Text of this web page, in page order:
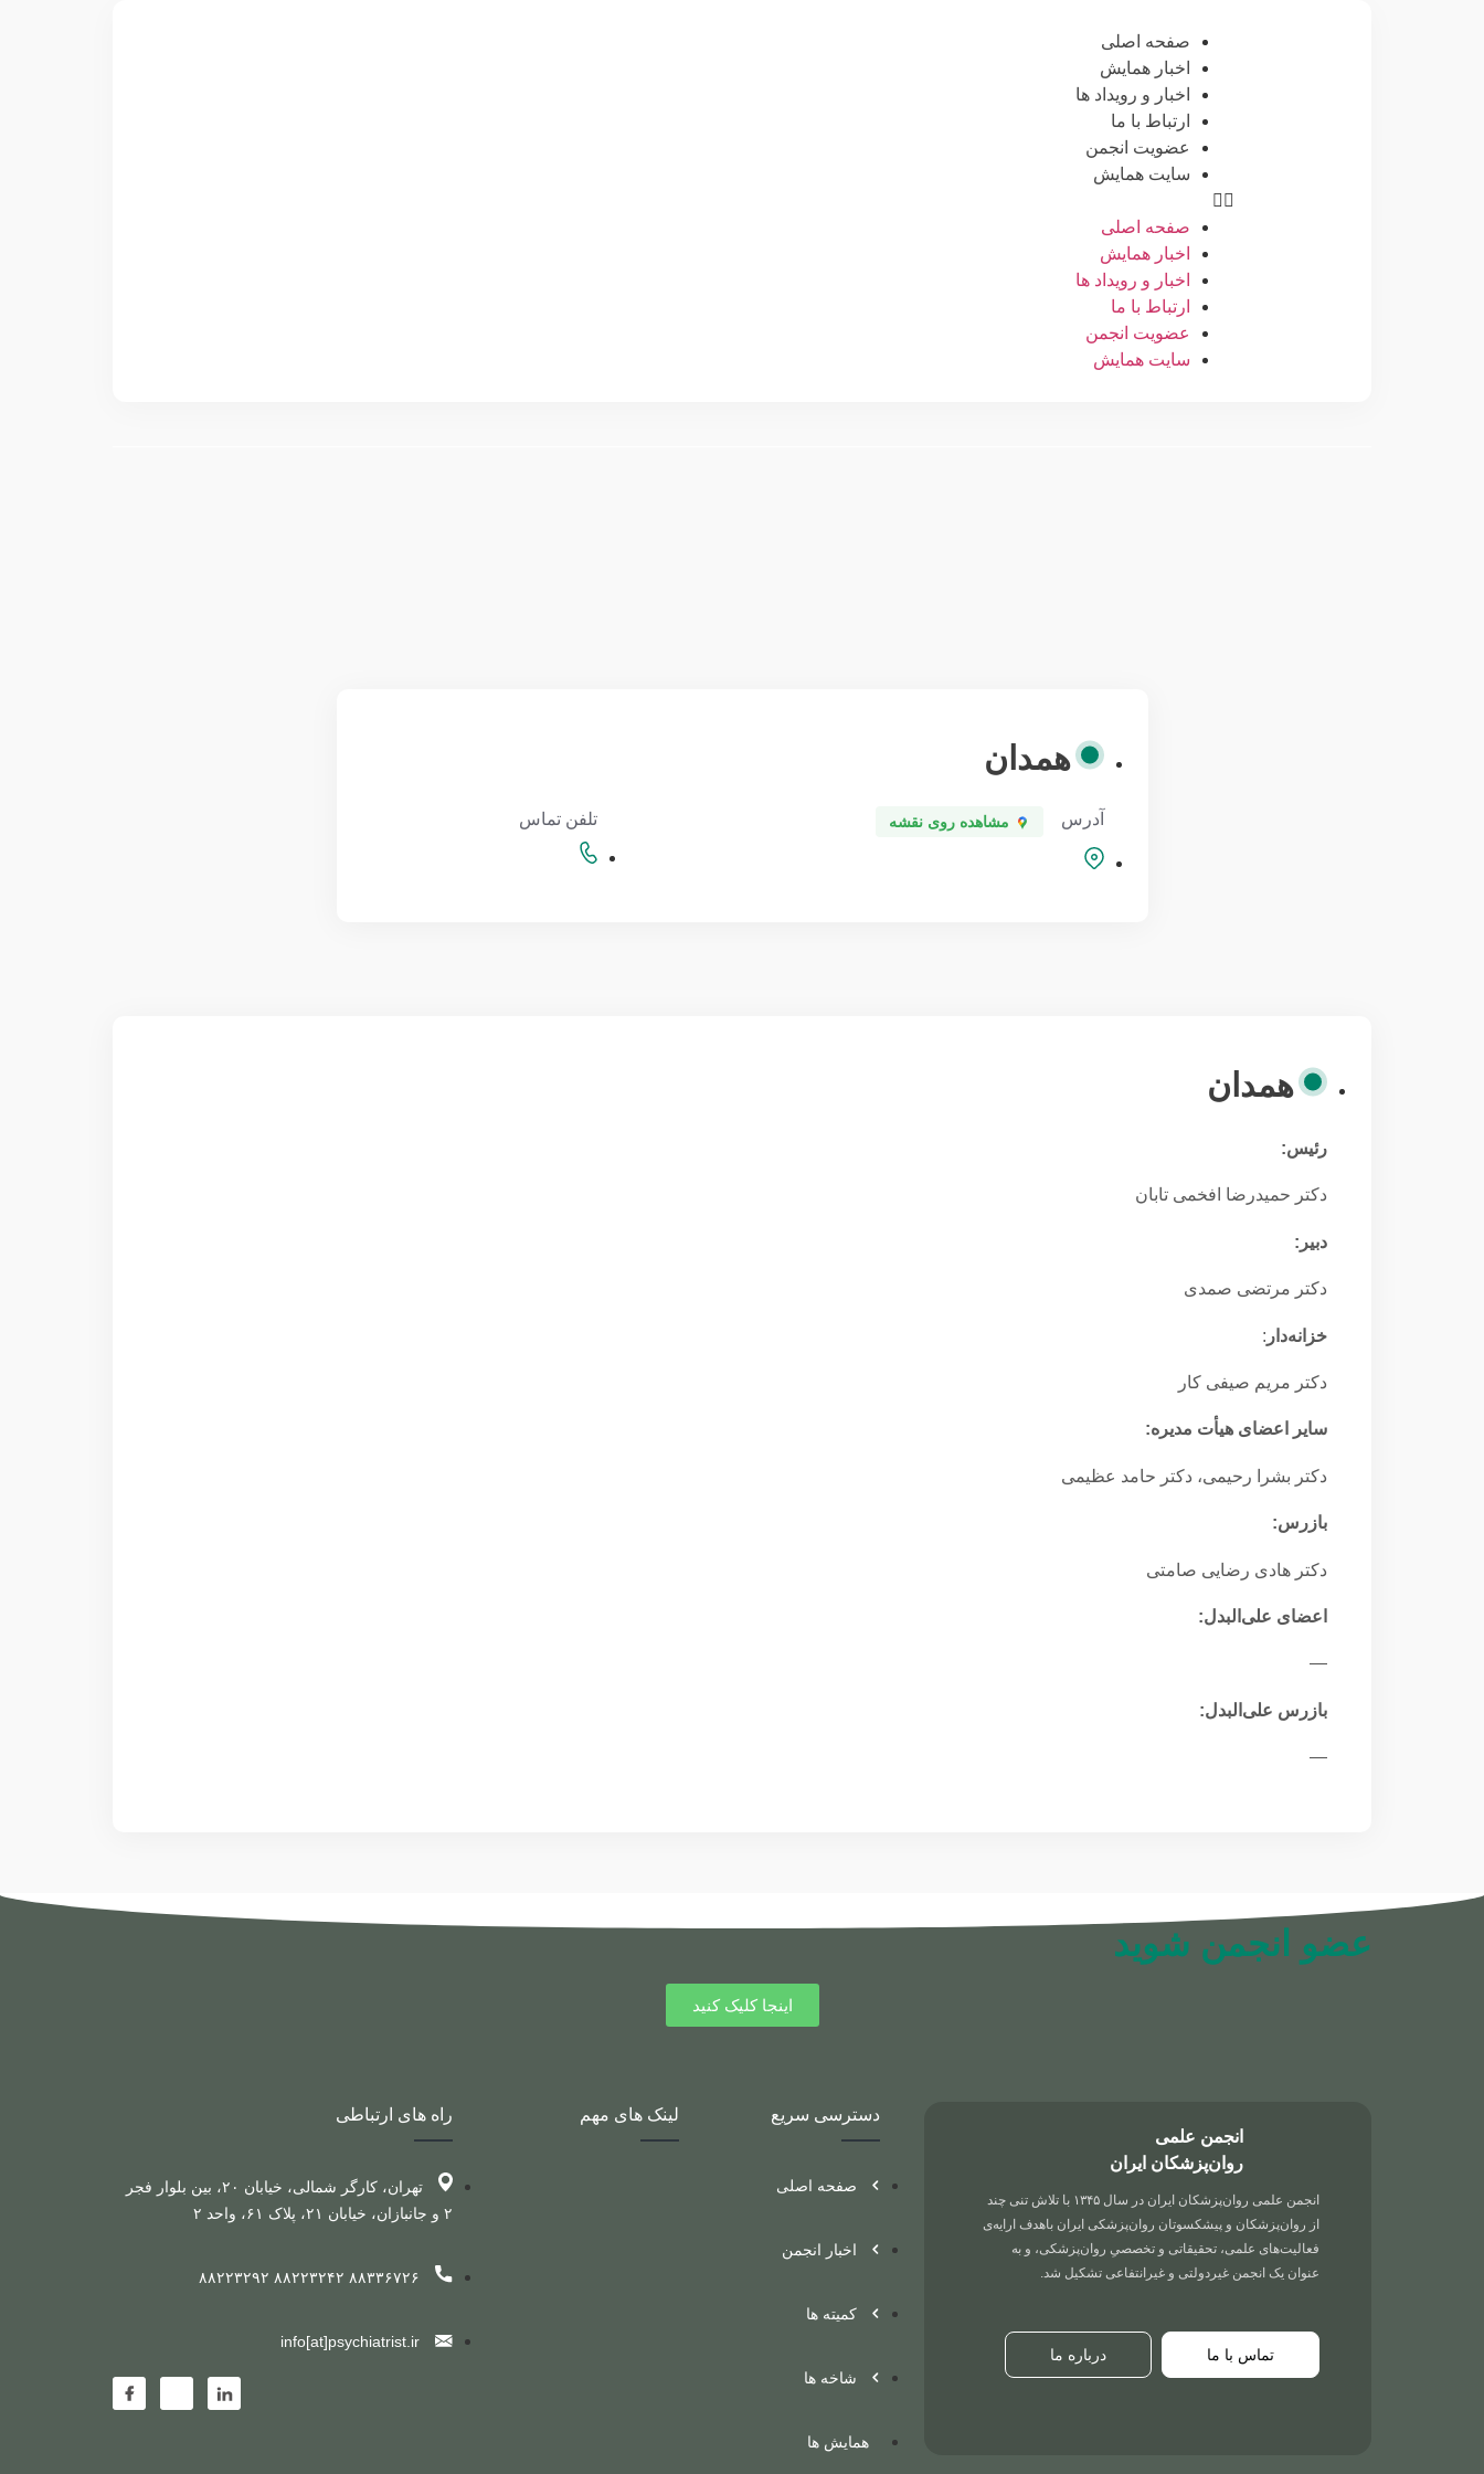
صفحه اصلی
اخبار همایش
اخبار و رویداد ها
ارتباط با ما
عضویت انجمن
سایت همایش
صفحه اصلی
اخبار همایش
اخبار و رویداد ها
ارتباط با ما
عضویت انجمن
سایت همایش
همدان
آدرس مشاهده روی نقشه تلفن تماس
همدان
رئیس:
دکتر حمیدرضا افخمی تابان
دبیر:
دکتر مرتضی صمدی
خزانه‌دار :
دکتر مریم صیفی کار
سایر اعضای هیأت مدیره:
دکتر بشرا رحیمی، دکتر حامد عظیمی
بازرس:
دکتر هادی رضایی صامتی
اعضای علی‌البدل:
—
بازرس علی‌البدل:
—
عضو انجمن شوید
اینجا کلیک کنید
انجمن علمی
روان‌پزشکان ایران
انجمن علمی روان‌پزشکان ایران در سال ۱۳۴۵ با تلاش تنی چند
از روان‌پزشکان و پیشکسوتان روان‌پزشکی ایران باهدف ارایه‌ی
فعالیت‌های علمی، تحقیقاتی و تخصصیِ روان‌پزشکی، و به
عنوان یک انجمن غیردولتی و غیرانتفاعی تشکیل شد.
تماس با ما درباره ما
دسترسی سریع
صفحه اصلی
اخبار انجمن
کمیته ها
شاخه ها
همایش ها
لینک های مهم راه های ارتباطی
تهران، کارگر شمالی، خیابان ۲۰، بین بلوار فجر
۲ و جانبازان، خیابان ۲۱، پلاک ۶۱، واحد ۲
۸۸۳۳۶۷۲۶ ۸۸۲۲۳۲۴۲ ۸۸۲۲۳۲۹۲
info[at]psychiatrist.ir